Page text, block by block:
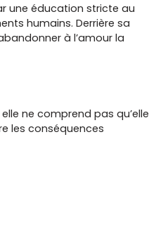
une éducation stricte au
humains. Derrière sa
à l’amour la
ne comprend pas qu’elle
les conséquences